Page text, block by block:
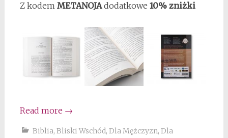
Z kodem METANOJAdodatkowe 10% zniżki
Read more →
Biblia, Bliski Wschód, Dla Mężczyzn, Dla